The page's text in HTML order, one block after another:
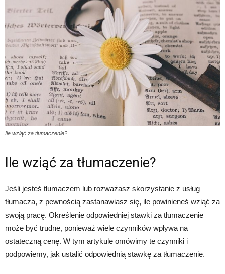
Ile wziąć za tłumaczenie?
Ile wziąć za tłumaczenie?
Jeśli jesteś tłumaczem lub rozważasz skorzystanie z usług
tłumacza, z pewnością zastanawiasz się, ile powinieneś wziąć za
swoją pracę. Określenie odpowiedniej stawki za tłumaczenie
może być trudne, ponieważ wiele czynników wpływa na
ostateczną cenę. W tym artykule omówimy te czynniki i
podpowiemy, jak ustalić odpowiednią stawkę za tłumaczenie.